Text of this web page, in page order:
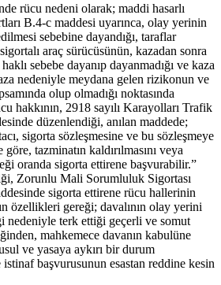
rücu nedeni olarak; maddi hasarlı
B.4-c maddesi uyarınca, olay yerinin
sebebine dayandığı, taraflar
araç sürücüsünün, kazadan sonra
sebebe dayanıp dayanmadığı ve kaza
nedeniyle meydana gelen rizikonun ve
olup olmadığı noktasında
hakkının, 2918 sayılı Karayolları Trafik
düzenlendiği, anılan maddede;
sigorta sözleşmesine ve bu sözleşmeye
tazminatın kaldırılmasını veya
oranda sigorta ettirene başvurabilir.”
Zorunlu Mali Sorumluluk Sigortası
sigorta ettirene rücu hallerinin
özellikleri gereği; davalının olay yerini
nedeniyle terk ettiği geçerli ve somut
mahkemece davanın kabulüne
ve yasaya aykırı bir durum
istinaf başvurusunun esastan reddine kesin